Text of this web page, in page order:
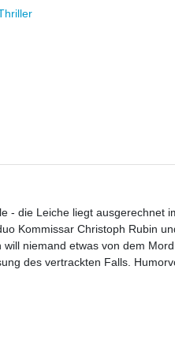
- die Leiche liegt ausgerechnet
Kommissar Christoph Rubin
niemand etwas von dem
des vertrackten Falls.